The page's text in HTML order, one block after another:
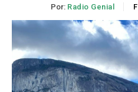
Por: Radio Genial